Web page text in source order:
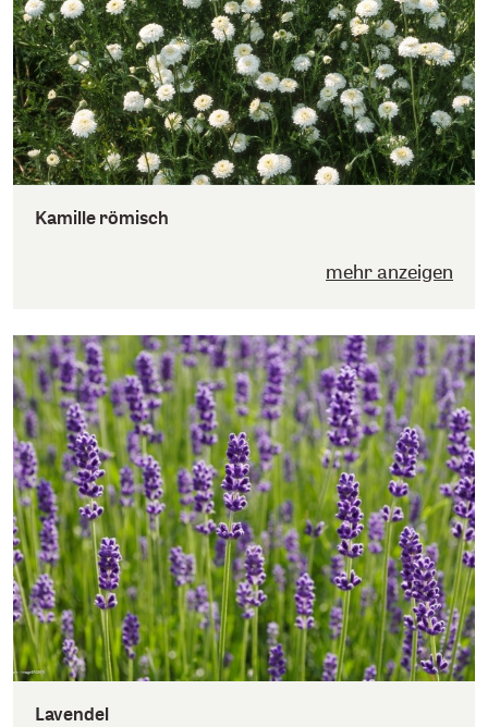
Kamille römisch
mehr anzeigen
Lavendel